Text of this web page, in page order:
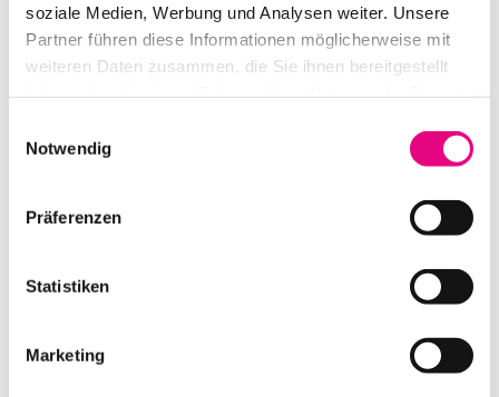
soziale Medien, Werbung und Analysen weiter. Unsere
Partner führen diese Informationen möglicherweise mit
weiteren Daten zusammen, die Sie ihnen bereitgestellt
Notwendig
Präferenzen
Statistiken
Marketing